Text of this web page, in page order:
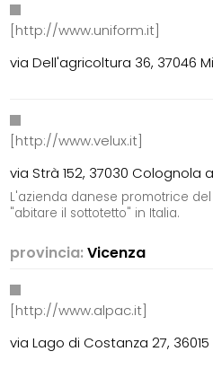
[http://www.uniform.it]
via Dell'agricoltura 36, 37046
[http://www.velux.it]
via Strà 152, 37030 Colognola
L'azienda danese promotrice
"abitare il sottotetto" in Italia.
provincia:Vicenza
[http://www.alpac.it]
via Lago di Costanza 27,